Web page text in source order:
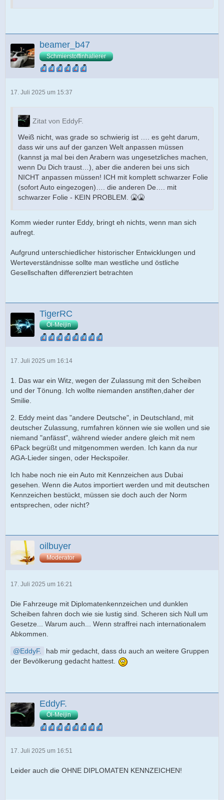
beamer_b47
Schmierstoffinhalierer
17. Juli 2025 um 15:37
Zitat von EddyF.
Weiß nicht, was grade so schwierig ist …. es geht darum,
dass wir uns auf der ganzen Welt anpassen müssen
(kannst ja mal bei den Arabern was ungesetzliches machen,
wenn Du Dich traust…), aber die anderen bei uns sich
NICHT anpassen müssen! ICH mit komplett schwarzer Folie
(sofort Auto eingezogen)…. die anderen De…. mit
schwarzer Folie - KEIN PROBLEM. 🤮🤮
Komm wieder runter Eddy, bringt eh nichts, wenn man sich
aufregt.
Aufgrund unterschiedlicher historischer Entwicklungen und
Werteverständnisse sollte man westliche und östliche
Gesellschaften differenziert betrachten
TigerRC
Öl-Meijin
17. Juli 2025 um 16:14
1. Das war ein Witz, wegen der Zulassung mit den Scheiben
und der Tönung. Ich wollte niemanden anstiften,daher der
Smilie.
2. Eddy meint das "andere Deutsche", in Deutschland, mit
deutscher Zulassung, rumfahren können wie sie wollen und sie
niemand "anfässt", während wieder andere gleich mit nem
6Pack begrüßt und mitgenommen werden. Ich kann da nur
AGA-Lieder singen, oder Heckspoiler.
Ich habe noch nie ein Auto mit Kennzeichen aus Dubai
gesehen. Wenn die Autos importiert werden und mit deutschen
Kennzeichen bestückt, müssen sie doch auch der Norm
entsprechen, oder nicht?
oilbuyer
Moderator
17. Juli 2025 um 16:21
Die Fahrzeuge mit Diplomatenkennzeichen und dunklen
Scheiben fahren doch wie sie lustig sind. Scheren sich Null um
Gesetze... Warum auch... Wenn straffrei nach internationalem
Abkommen.
EddyF.
hab mir gedacht, dass du auch an weitere Gruppen
der Bevölkerung gedacht hattest.
EddyF.
Öl-Meijin
17. Juli 2025 um 16:51
Leider auch die OHNE DIPLOMATEN KENNZEICHEN!